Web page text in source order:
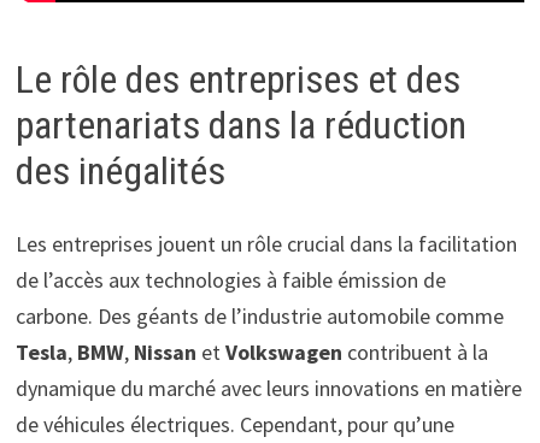
Le rôle des entreprises et des
partenariats dans la réduction
des inégalités
Les entreprises jouent un rôle crucial dans la facilitation
de l’accès aux technologies à faible émission de
carbone. Des géants de l’industrie automobile comme
Tesla, BMW, Nissan et Volkswagen contribuent à la
dynamique du marché avec leurs innovations en matière
de véhicules électriques. Cependant, pour qu’une